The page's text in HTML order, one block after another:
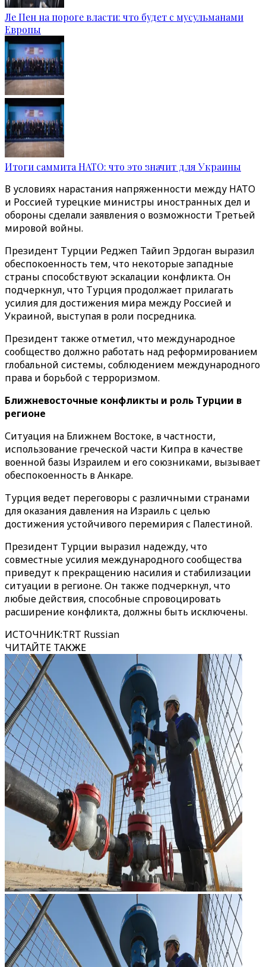
Ле Пен на пороге власти: что будет с мусульманами
Европы
Итоги саммита НАТО: что это значит для Украины
В условиях нарастания напряженности между НАТО
и Россией турецкие министры иностранных дел и
обороны сделали заявления о возможности Третьей
мировой войны.
Президент Турции Реджеп Тайип Эрдоган выразил
обеспокоенность тем, что некоторые западные
страны способствуют эскалации конфликта. Он
подчеркнул, что Турция продолжает прилагать
усилия для достижения мира между Россией и
Украиной, выступая в роли посредника.
Президент также отметил, что международное
сообщество должно работать над реформированием
глобальной системы, соблюдением международного
права и борьбой с терроризмом.
Ближневосточные конфликты и роль Турции в
регионе
Ситуация на Ближнем Востоке, в частности,
использование греческой части Кипра в качестве
военной базы Израилем и его союзниками, вызывает
обеспокоенность в Анкаре.
Турция ведет переговоры с различными странами
для оказания давления на Израиль с целью
достижения устойчивого перемирия с Палестиной.
Президент Турции выразил надежду, что
совместные усилия международного сообщества
приведут к прекращению насилия и стабилизации
ситуации в регионе. Он также подчеркнул, что
любые действия, способные спровоцировать
расширение конфликта, должны быть исключены.
ИСТОЧНИК:TRT Russian
ЧИТАЙТЕ ТАКЖЕ